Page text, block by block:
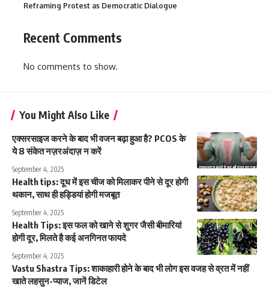
Reframing Protest as Democratic Dialogue
Recent Comments
No comments to show.
You Might Also Like
एक्सरसाइज करने के बाद भी वजन बढ़ा हुआ है? PCOS के
ये 8 संकेत नज़रअंदाज़ न करें
September 4, 2025
Health tips: दूध में इस चीज को मिलाकर पीने से दूर होगी
थकान, साथ ही हड्डियां होगी मजबूत
September 4, 2025
Health Tips: इस फल को खाने से शुगर जैसी बीमारियां
होगी दूर, मिलते है कई अनगिनत फायदे
September 4, 2025
Vastu Shastra Tips: शाकाहारी होने के बाद भी लोग इस वजह से व्रत में नहीं
खाते लहसुन-प्याज, जानें डिटेल